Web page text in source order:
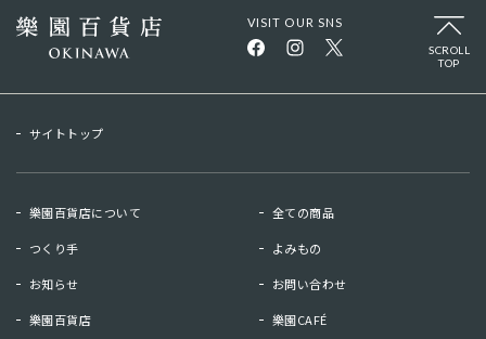
VISIT OUR SNS
SCROLL
TOP
サイトトップ
樂園百貨店について 全ての商品
つくり手 よみもの
お知らせ お問い合わせ
樂園百貨店 樂園CAFÉ